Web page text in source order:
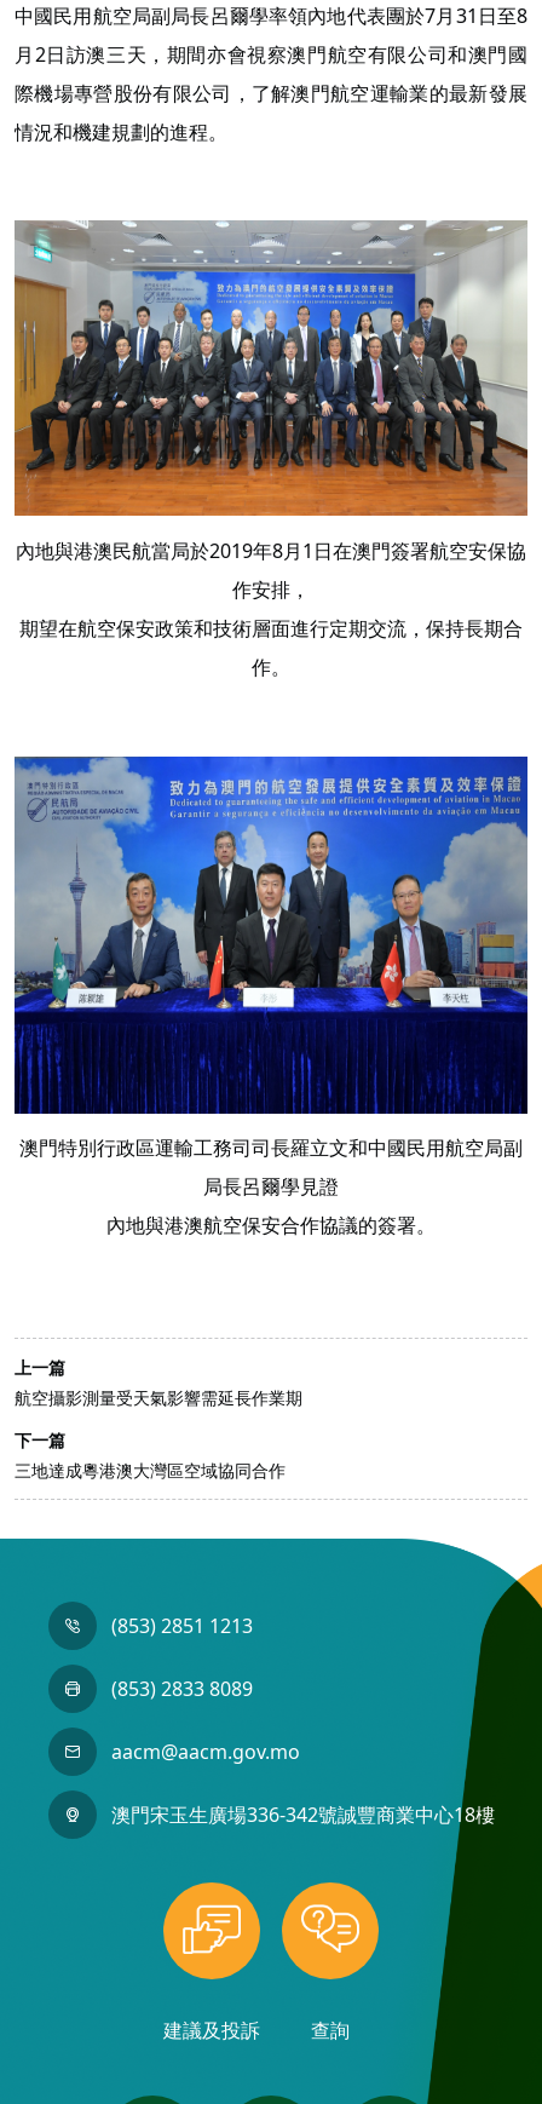
中國民用航空局副局長呂爾學率領內地代表團於7月31日至8
月2日訪澳三天，期間亦會視察澳門航空有限公司和澳門國
際機場專營股份有限公司，了解澳門航空運輸業的最新發展
情況和機建規劃的進程。
內地與港澳民航當局於2019年8月1日在澳門簽署航空安保協
作安排，
期望在航空保安政策和技術層面進行定期交流，保持長期合
作。
澳門特別行政區運輸工務司司長羅立文和中國民用航空局副
局長呂爾學見證
內地與港澳航空保安合作協議的簽署。
上一篇
航空攝影測量受天氣影響需延長作業期
下一篇
三地達成粵港澳大灣區空域協同合作
(853) 2851 1213
(853) 2833 8089
aacm@aacm.gov.mo
澳門宋玉生廣場336-342號誠豐商業中心18樓
建議及投訴 查詢